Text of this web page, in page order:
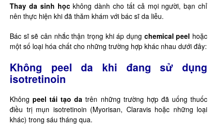
Thay da sinh họckhông dành cho tất cả mọi người, bạn chỉ
nên thực hiện khi đã thăm khám với bác sĩ da liễu.
Bác sĩ sẽ cân nhắc thận trọng khi áp dụng chemical peel hoặc
một số loại hóa chất cho những trường hợp khác nhau dưới đây:
Không peel da khi đang sử dụng
isotretinoin
Khôngpeel tái tạo da trên những trường hợp đã uống thuốc
điều trị mụn isotretinoin (Myorisan, Claravis hoặc những loại
khác) trong sáu tháng qua.